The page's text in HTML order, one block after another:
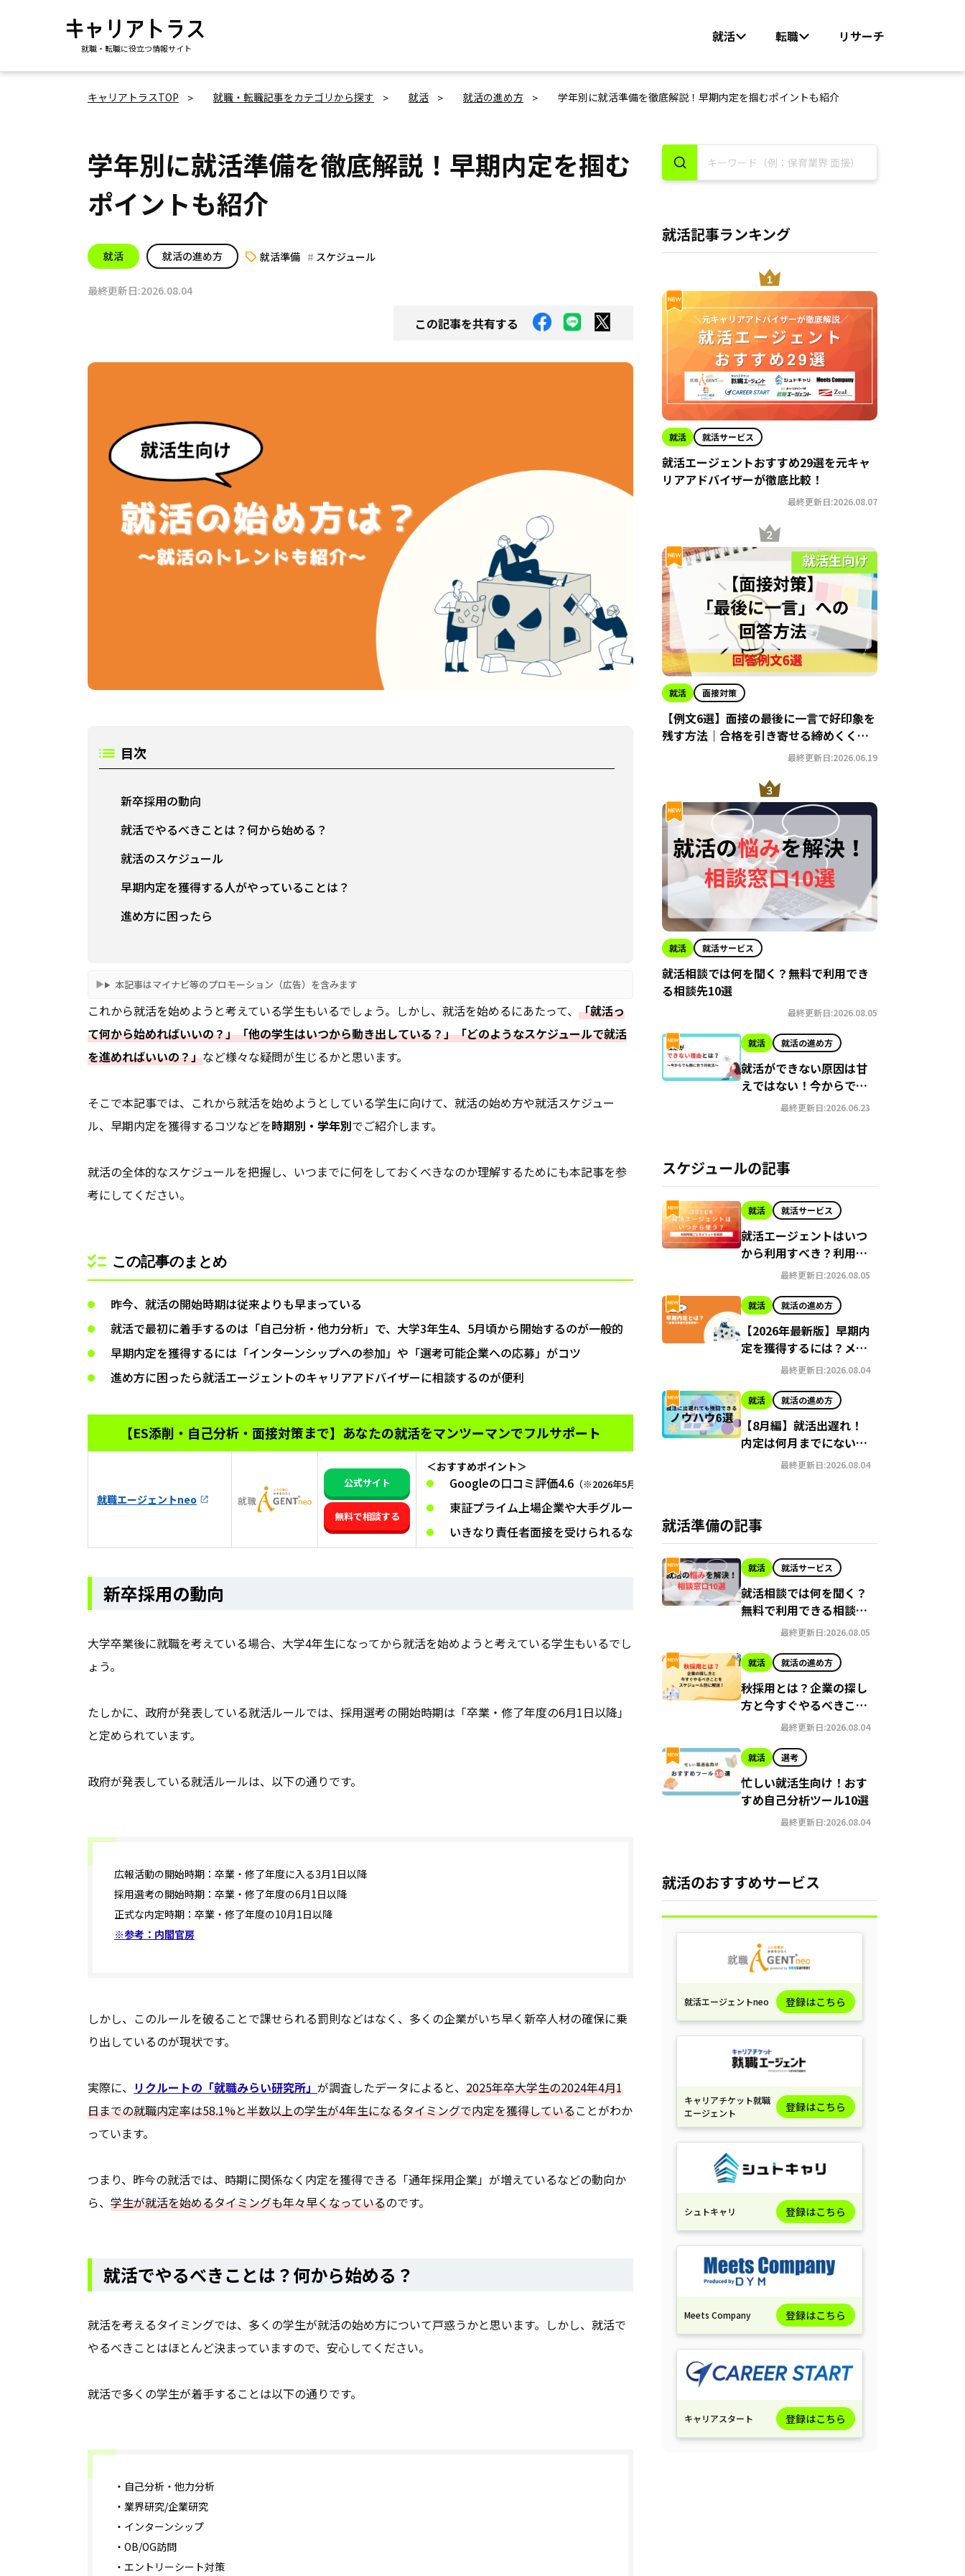
就職・転職に役立つ情報サイト
就活 転職 リサーチ
キャリアトラスTOP 就職・転職記事をカテゴリから探す 就活 就活の進め方 学年別に就活準備を徹底解説！早期内定を掴むポイントも紹介
学年別に就活準備を徹底解説！早期内定を掴む
ポイントも紹介
就活 就活の進め方 就活準備 スケジュール
最終更新日:2026.08.04
この記事を共有する
目次
新卒採用の動向
就活でやるべきことは？何から始める？
就活のスケジュール
早期内定を獲得する人がやっていることは？
進め方に困ったら
本記事はマイナビ等のプロモーション（広告）を含みます
これから就活を始めようと考えている学生もいるでしょう。しかし、就活を始めるにあたって、 「就活っ
て何から始めればいいの？」「他の学生はいつから動き出している？」「どのようなスケジュールで就活
を進めればいいの？」など様々な疑問が生じるかと思います。
そこで本記事では、これから就活を始めようとしている学生に向けて、就活の始め方や就活スケジュー
ル、早期内定を獲得するコツなどを時期別・学年別でご紹介します。
就活の全体的なスケジュールを把握し、いつまでに何をしておくべきなのか理解するためにも本記事を参
考にしてください。
この記事のまとめ
昨今、就活の開始時期は従来よりも早まっている
就活で最初に着手するのは「自己分析・他力分析」で、大学3年生4、5月頃から開始するのが一般的
早期内定を獲得するには「インターンシップへの参加」や「選考可能企業への応募」がコツ
進め方に困ったら就活エージェントのキャリアアドバイザーに相談するのが便利
【ES添削・自己分析・面接対策まで】 あなたの就活をマンツーマンでフルサポート
就職エージェントneo
公式サイト
無料で相談する
＜おすすめポイント＞
Googleの口コミ評価4.6 （※2026年5月26日時点）
東証プライム上場企業や大手グループの求人あり
いきなり責任者面接を受けられるなど特別推薦枠多数
新卒採用の動向
大学卒業後に就職を考えている場合、大学4年生になってから就活を始めようと考えている学生もいるでし
ょう。
たしかに、政府が発表している就活ルールでは、採用選考の開始時期は「卒業・修了年度の6月1日以降」
と定められています。
政府が発表している就活ルールは、以下の通りです。
広報活動の開始時期：卒業・修了年度に入る3月1日以降
採用選考の開始時期：卒業・修了年度の6月1日以降
正式な内定時期：卒業・修了年度の10月1日以降
※参考：内閣官房
しかし、このルールを破ることで課せられる罰則などはなく、多くの企業がいち早く新卒人材の確保に乗
り出しているのが現状です。
実際に、 リクルートの「就職みらい研究所」 が調査したデータによると、 2025年卒大学生の2024年4月1
日までの就職内定率は58.1%と半数以上の学生が4年生になるタイミングで内定を獲得していることがわか
っています。
つまり、昨今の就活では、時期に関係なく内定を獲得できる「通年採用企業」が増えているなどの動向か
ら、 学生が就活を始めるタイミングも年々早くなっているのです。
就活でやるべきことは？何から始める？
就活を考えるタイミングでは、多くの学生が就活の始め方について戸惑うかと思います。しかし、就活で
やるべきことはほとんど決まっていますので、安心してください。
就活で多くの学生が着手することは以下の通りです。
・自己分析・他力分析
・業界研究/企業研究
・インターンシップ
・OB/OG訪問
・エントリーシート対策
就活記事ランキング
就活 就活サービス
就活エージェントおすすめ29選を元キャ
リアアドバイザーが徹底比較！
最終更新日:2026.08.07
就活 面接対策
【例文6選】面接の最後に一言で好印象を
残す方法｜合格を引き寄せる締めくくり
最終更新日:2026.06.19
就活 就活サービス
就活相談では何を聞く？無料で利用でき
る相談先10選
最終更新日:2026.08.05
就活 就活の進め方
就活ができない原因は甘
えではない！今からでも
間に合う就職への対処法
最終更新日:2026.06.23
スケジュールの記事
就活 就活サービス
就活エージェントはいつ
から利用すべき？利用時
期ごとのメリットを解説
最終更新日:2026.08.05
就活 就活の進め方
【2026年最新版】早期内
定を獲得するには？メリ
ット・デメリット、内定
解説
最終更新日:2026.08.04
就活 就活の進め方
【8月編】就活出遅れ！
内定は何月までにないと
やばい？今からでも挽回
最終更新日:2026.08.04
就活準備の記事
就活 就活サービス
就活相談では何を聞く？
無料で利用できる相談先
最終更新日:2026.08.05
就活 就活の進め方
秋採用とは？企業の探し
方と今すぐやるべきこと
をスケジュール別に解
最終更新日:2026.08.04
就活 選考
忙しい就活生向け！おす
すめ自己分析ツール10選
最終更新日:2026.08.04
就活のおすすめサービス
就活エージェントneo 登録はこちら
キャリアチケット就職
エージェント
登録はこちら
シュトキャリ 登録はこちら
Meets Company 登録はこちら
キャリアスタート 登録はこちら